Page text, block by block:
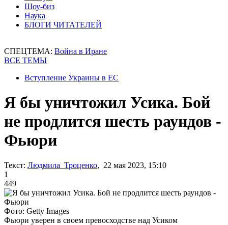
Шоу-биз
Наука
БЛОГИ ЧИТАТЕЛЕЙ
СПЕЦТЕМА: Война в Иране
ВСЕ ТЕМЫ
Вступление Украины в ЕС
Я бы уничтожил Усика. Бой
не продлится шесть раундов -
Фьюри
Текст: Людмила Троценко, 22 мая 2023, 15:10
1
449
Фото: Getty Images
Фьюри уверен в своем превосходстве над Усиком